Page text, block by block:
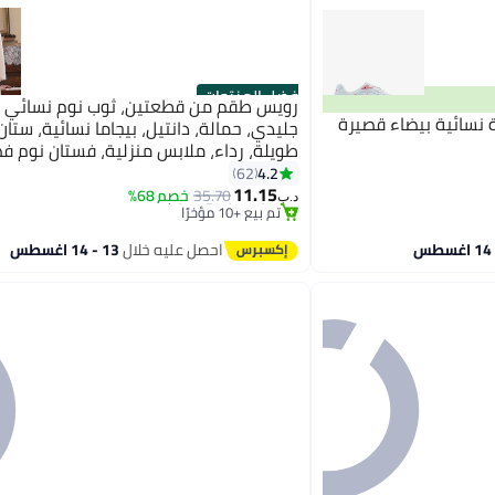
نسائية بيضاء قصيرة
أفضل المنتجات
جليدي، حمالة، دانتيل، بيجاما نسائية،
طويلة، رداء، ملابس منزلية، فستان
وسادة، ملابس نسائية للربيع والخريف،
صلبة
4.2
62
د.ب‏11.15
35.70خصم 68%
#1 في البيجامات وملابس النوم
أقل سعر في 7 يوم
تم بيع +10 مؤخرًا
#1 في البيجامات وملابس النوم
احصل عليه خلال13 - 14 اغسطس